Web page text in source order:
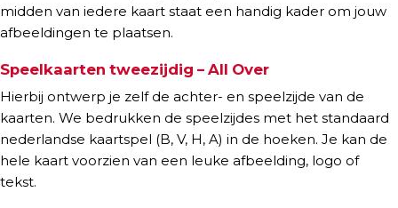
midden van iedere kaart staat een handig kader om jouw
afbeeldingen te plaatsen.
Speelkaarten tweezijdig – All Over
Hierbij ontwerp je zelf de achter- en speelzijde van de
kaarten. We bedrukken de speelzijdes met het standaard
nederlandse kaartspel (B, V, H, A) in de hoeken. Je kan de
hele kaart voorzien van een leuke afbeelding, logo of
tekst.